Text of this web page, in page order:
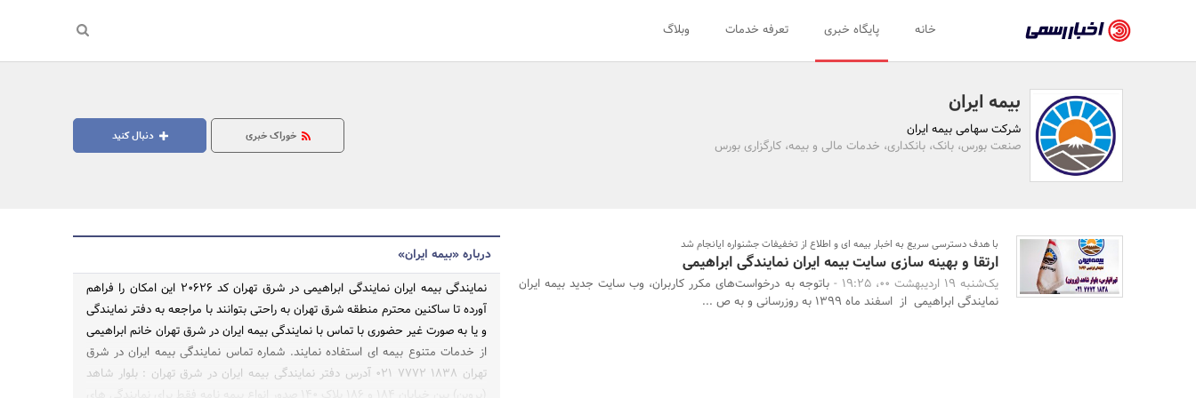
رسمی
-
اخبار
تایید
سازمان‌ها
روابط
خانه پایگاه خبری تعرفه خدمات وبلاگ
جستجو
بیمه ایران
شرکت سهامی بیمه ایران
صنعت بورس، بانک، بانکداری، خدمات مالی و بیمه، کارگزاری بورس
دنبال کنید خوراک خبری
با هدف دسترسی سریع به اخبار بیمه ای و اطلاع از تخفیفات جشنواره ایانجام شد
ارتقا و بهینه سازی سایت بیمه ایران نمایندگی ابراهیمی
یک‌شنبه 19 اردیبهشت 00، 19:25 -
باتوجه به درخواست‌های مکرر کاربران، وب سایت جدید بیمه ایران
نمایندگی ابراهیمی از اسفند ماه 1399 به روزرسانی و به ص ...
درباره «بیمه ایران»
نمایندگی بیمه ایران نمایندگی ابراهیمی در شرق تهران کد ۲۰۶۲۶ این امکان را فراهم
آورده تا ساکنین محترم منطقه شرق تهران به راحتی بتوانند با مراجعه به دفتر نمایندگی
و یا به صورت غیر حضوری با تماس با نمایندگی بیمه ایران در شرق تهران خانم ابراهیمی
از خدمات متنوع بیمه ای استفاده نمایند. شماره تماس نمایندگی بیمه ایران در شرق
تهران ۱۸۳۸ ۷۷۷۲ ۰۲۱ آدرس دفتر نمایندگی بیمه ایران در شرق تهران : بلوار شاهد